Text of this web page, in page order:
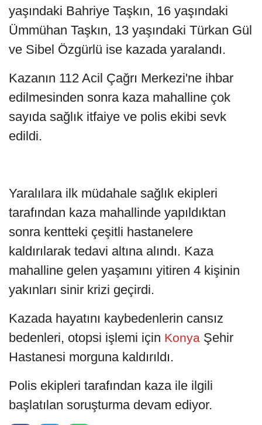
yaşındaki Bahriye Taşkın, 16 yaşındaki
Ümmühan Taşkın, 13 yaşındaki Türkan Gül
ve Sibel Özgürlü ise kazada yaralandı.
Kazanın 112 Acil Çağrı Merkezi'ne ihbar
edilmesinden sonra kaza mahalline çok
sayıda sağlık itfaiye ve polis ekibi sevk
edildi.
Yaralılara ilk müdahale sağlık ekipleri
tarafından kaza mahallinde yapıldıktan
sonra kentteki çeşitli hastanelere
kaldırılarak tedavi altına alındı. Kaza
mahalline gelen yaşamını yitiren 4 kişinin
yakınları sinir krizi geçirdi.
Kazada hayatını kaybedenlerin cansız
bedenleri, otopsi işlemi için Konya Şehir
Hastanesi morguna kaldırıldı.
Polis ekipleri tarafından kaza ile ilgili
başlatılan soruşturma devam ediyor.